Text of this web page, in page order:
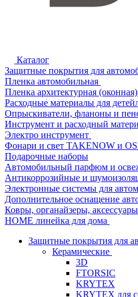
Каталог
Защитные покрытия для
Пленка автомобильная
Пленка архитектурная (оконная)
Расходные материалы для
Опрыскиватели, фланоны и
Инструмент и расходный
Электро инструмент
Фонари и свет TAKENOW и
Подарочные наборы
Автомобильный парфюм и
Антикоррозийные и
Электронные системы для
Дополнительное оснащение
Ковры, органайзеры, аксессуары
HOME линейка для дома
Защитные покрытия для
Керамические
3D
FTORSIC
KRYTEX
KRYTEX для